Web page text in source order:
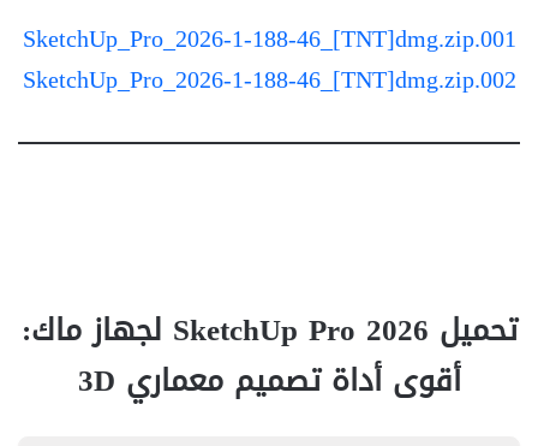
SketchUp_Pro_2026-1-188-46_[TNT]dmg.zip.001
SketchUp_Pro_2026-1-188-46_[TNT]dmg.zip.002
تحميل SketchUp Pro 2026 لجهاز ماك:
أقوى أداة تصميم معماري 3D